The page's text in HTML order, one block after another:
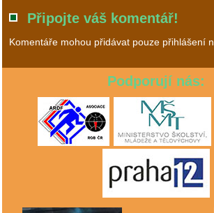
Připojte váš komentář!
Komentáře mohou přidávat pouze přihlášení
Podporují nás: